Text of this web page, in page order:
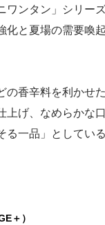
ワンタン」シリー
化と夏場の需要喚
の香辛料を利かせ
上げ、なめらかな
る一品」としている
＋）